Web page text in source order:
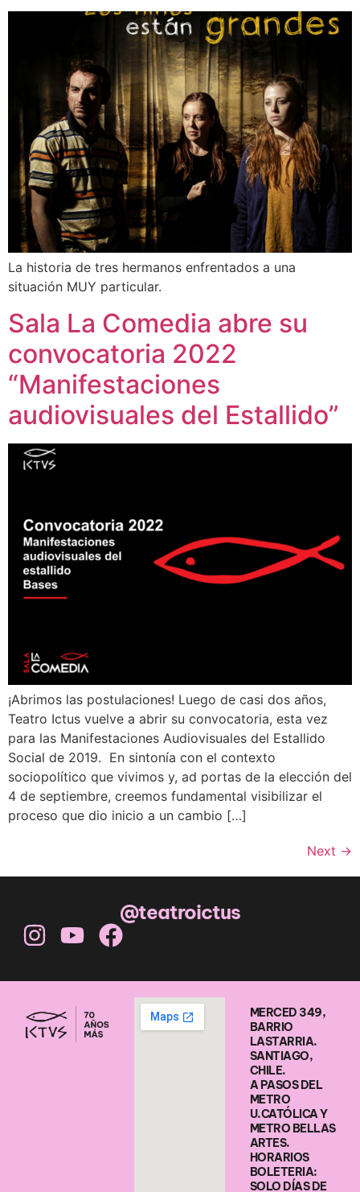
La historia de tres hermanos enfrentados a una
situación MUY particular.
Sala La Comedia abre su
convocatoria 2022
“Manifestaciones
audiovisuales del Estallido”
¡Abrimos las postulaciones! Luego de casi dos años,
Teatro Ictus vuelve a abrir su convocatoria, esta vez
para las Manifestaciones Audiovisuales del Estallido
Social de 2019. En sintonía con el contexto
sociopolítico que vivimos y, ad portas de la elección del
4 de septiembre, creemos fundamental visibilizar el
proceso que dio inicio a un cambio […]
Next →
@teatroictus
MERCED 349,
BARRIO
LASTARRIA.
SANTIAGO,
CHILE.
A PASOS DEL
METRO
U.CATÓLICA Y
METRO BELLAS
ARTES.
HORARIOS
BOLETERIA:
SOLO DÍAS DE